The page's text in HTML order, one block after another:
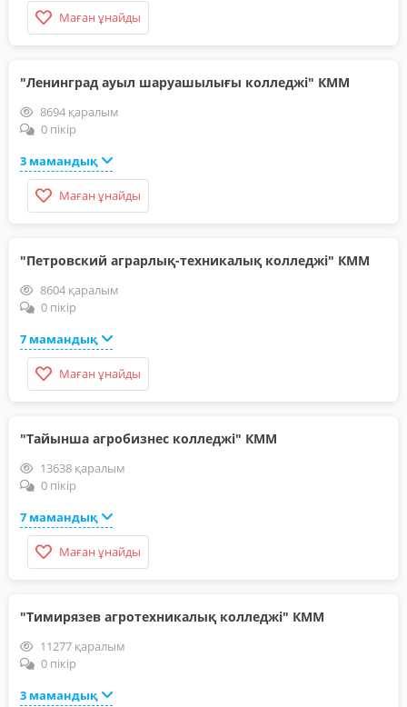
Маған ұнайды
"Ленинград ауыл шаруашылығы колледжі" КММ
8694 қаралым
0 пікір
3 мамандық
Маған ұнайды
"Петровский аграрлық-техникалық колледжі" КММ
8604 қаралым
0 пікір
7 мамандық
Маған ұнайды
"Тайынша агробизнес колледжі" КММ
13638 қаралым
0 пікір
7 мамандық
Маған ұнайды
"Тимирязев агротехникалық колледжі" КММ
11277 қаралым
0 пікір
3 мамандық